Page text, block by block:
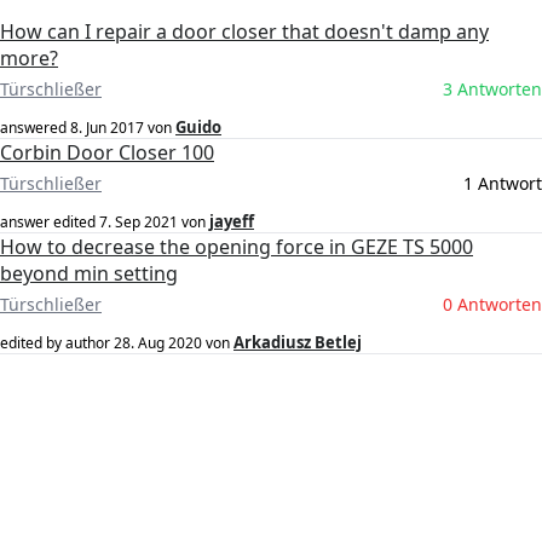
How can I repair a door closer that doesn't damp any
more?
Türschließer 3 Antworten
answered8. Jun 2017vonGuido
Corbin Door Closer 100
Türschließer 1 Antwort
answer edited7. Sep 2021 von jayeff
How to decrease the opening force in GEZE TS 5000
beyond min setting
Türschließer 0 Antworten
edited by author28. Aug 2020vonArkadiusz Betlej